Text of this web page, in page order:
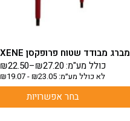
מברג מבודד שטוח פרופקסן PROFXENE
₪22.50–₪27.20כולל מע"מ:
לא כולל מע״מ: ₪23.05
-
₪19.07
בחר אפשרויות